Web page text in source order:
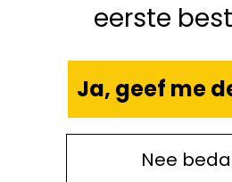
eerste
Ja, geef me
Nee